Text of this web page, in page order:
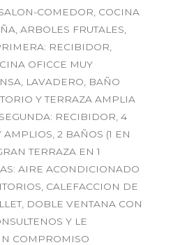
COMEDOR, COCINA
ARBOLES FRUTALES,
RECIBIDOR,
OFICCE MUY
LAVADERO, BAÑO
Y TERRAZA AMPLIA
RECIBIDOR, 4
2 BAÑOS (1 EN
TERRAZA EN 1
AIRE ACONDICIONADO
CALEFACCION DE
DOBLE VENTANA CON
Y LE
COMPROMISO